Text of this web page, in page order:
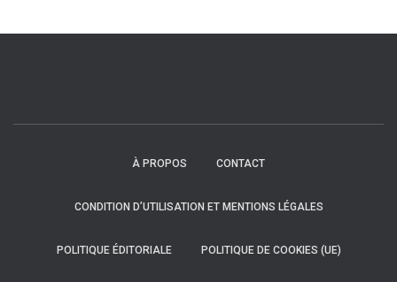
À PROPOS CONTACT
CONDITION D’UTILISATION ET MENTIONS LÉGALES
POLITIQUE ÉDITORIALE POLITIQUE DE COOKIES (UE)